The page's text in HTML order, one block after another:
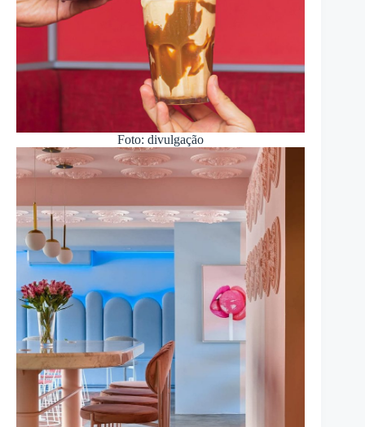
Foto: divulgação